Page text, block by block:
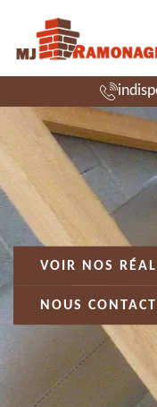
VOIR NOS
NOUS